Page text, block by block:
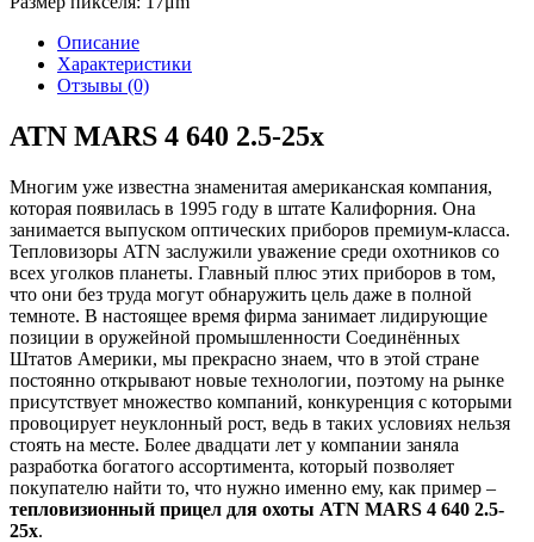
Описание
Характеристики
Отзывы (0)
ATN MARS 4 640 2.5-25x
Многим уже известна знаменитая американская компания,
которая появилась в 1995 году в штате Калифорния. Она
занимается выпуском оптических приборов премиум-класса.
Тепловизоры ATN заслужили уважение среди охотников со
всех уголков планеты. Главный плюс этих приборов в том,
что они без труда могут обнаружить цель даже в полной
темноте. В настоящее время фирма занимает лидирующие
позиции в оружейной промышленности Соединённых
Штатов Америки, мы прекрасно знаем, что в этой стране
постоянно открывают новые технологии, поэтому на рынке
присутствует множество компаний, конкуренция с которыми
провоцирует неуклонный рост, ведь в таких условиях нельзя
стоять на месте. Более двадцати лет у компании заняла
разработка богатого ассортимента, который позволяет
покупателю найти то, что нужно именно ему, как пример –
тепловизионный прицел для охоты ATN MARS 4 640 2.5-
25x.